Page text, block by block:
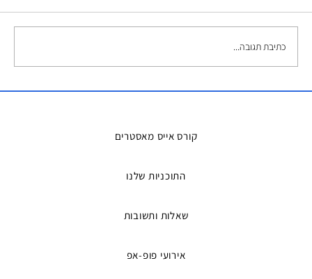
כתיבת תגובה...
קורס אייס מאסטרים
התוכניות שלנו
שאלות ותשובות
אירועי פופ-אפ